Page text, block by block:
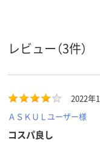
スコア
レビュー（3件）
2022年
ＡＳＫＵＬユーザー様
コスパ良し